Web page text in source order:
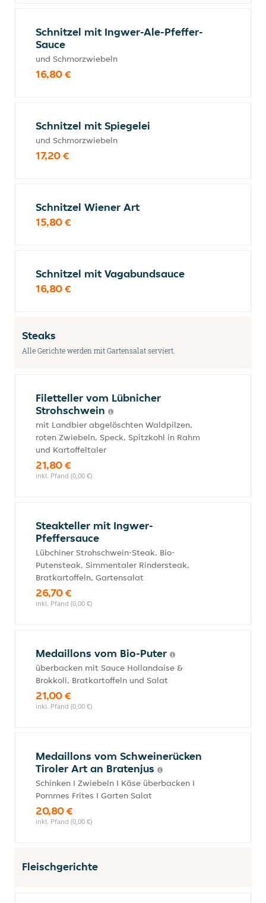
Schnitzel mit Ingwer-Ale-Pfeffer-
Sauce
und Schmorzwiebeln
16,80 €
Schnitzel mit Spiegelei
und Schmorzwiebeln
17,20 €
Schnitzel Wiener Art
15,80 €
Schnitzel mit Vagabundsauce
16,80 €
Steaks
Alle Gerichte werden mit Gartensalat serviert.
Filetteller vom Lübnicher
Strohschwein
mit Landbier abgelöschten Waldpilzen,
roten Zwiebeln, Speck, Spitzkohl in Rahm
und Kartoffeltaler
21,80 €
inkl. Pfand (0,00 €)
Steakteller mit Ingwer-
Pfeffersauce
Lübchiner Strohschwein-Steak, Bio-
Putensteak, Simmentaler Rindersteak,
Bratkartoffeln, Gartensalat
26,70 €
inkl. Pfand (0,00 €)
Medaillons vom Bio-Puter
überbacken mit Sauce Hollandaise &
Brokkoli, Bratkartoffeln und Salat
21,00 €
inkl. Pfand (0,00 €)
Medaillons vom Schweinerücken
Tiroler Art an Bratenjus
Schinken I Zwiebeln I Käse überbacken I
Pommes Frites I Garten Salat
20,80 €
inkl. Pfand (0,00 €)
Fleischgerichte